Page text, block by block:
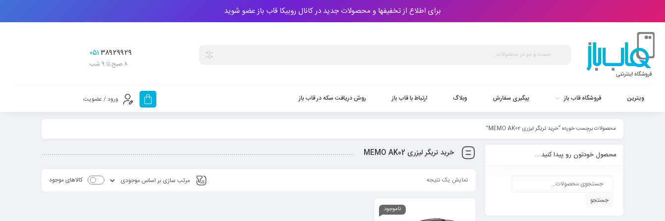
برای اطلاع از تخفیفها و محصولات جدید در کانال روبیکا قاب باز عضو شوید
۳۸۹۲۹۹۲۹۰۵۱
۸ صبح تا 9 شب
ویترین فروشگاه قاب باز پیگیری سفارش وبلاگ ارتباط با قاب باز روش دریافت سکه‌ در قاب باز ورود / عضویت
محصولات برچسب خورده “خرید تریگر لیزری MEMO AK02”
خرید تریگر لیزری MEMO AK02
نمایش یک نتیجه کالاهای موجود
ناموجود
محصول خودتون رو پیدا کنید…
جستجو